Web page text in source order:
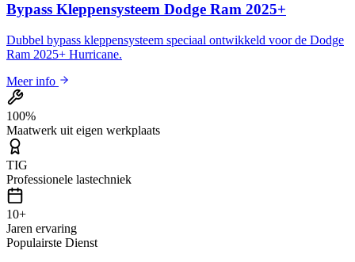
Bypass Kleppensysteem Dodge Ram 2025+
Dubbel bypass kleppensysteem speciaal ontwikkeld voor de Dodge
Ram 2025+ Hurricane.
Meer info
100%
Maatwerk uit eigen werkplaats
TIG
Professionele lastechniek
10+
Jaren ervaring
Populairste Dienst